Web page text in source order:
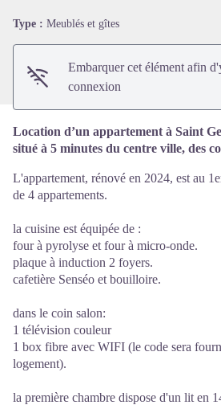
Type : Meublés et gîtes
Embarquer cet élément afin
connexion
Location d’un appartement à Saint
situé à 5 minutes du centre ville, des
L'appartement, rénové en 2024, est au
de 4 appartements.
la cuisine est équipée de :
four à pyrolyse et four à micro-onde.
plaque à induction 2 foyers.
cafetière Senséo et bouilloire.
dans le coin salon:
1 télévision couleur
1 box fibre avec WIFI (le code sera
logement).
la première chambre dispose d'un lit en